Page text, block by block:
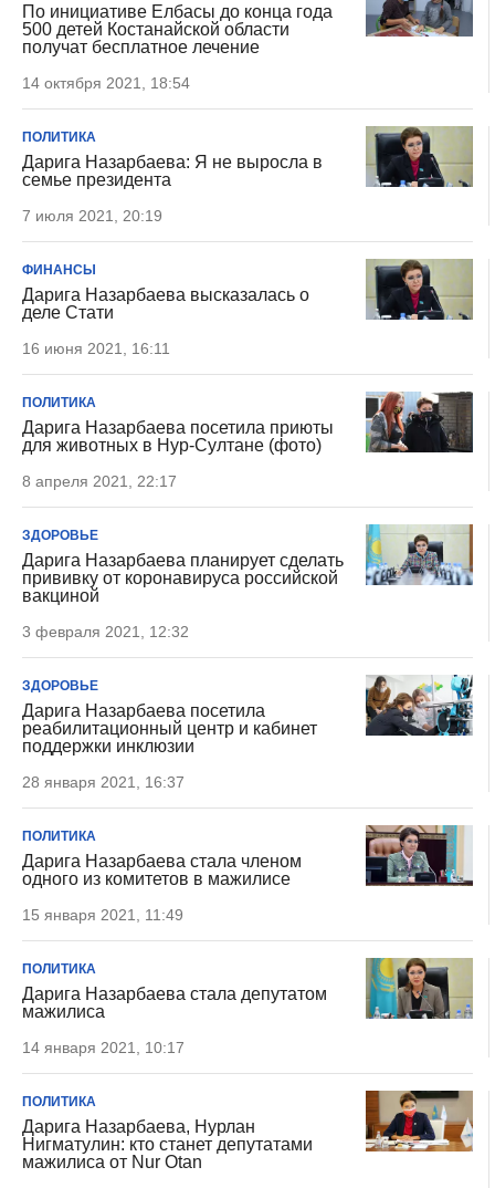
По инициативе Елбасы до конца года
500 детей Костанайской области
получат бесплатное лечение
14 октября 2021, 18:54
ПОЛИТИКА
Дарига Назарбаева: Я не выросла в
семье президента
7 июля 2021, 20:19
ФИНАНСЫ
Дарига Назарбаева высказалась о
деле Стати
16 июня 2021, 16:11
ПОЛИТИКА
Дарига Назарбаева посетила приюты
для животных в Нур-Султане (фото)
8 апреля 2021, 22:17
ЗДОРОВЬЕ
Дарига Назарбаева планирует сделать
прививку от коронавируса российской
вакциной
3 февраля 2021, 12:32
ЗДОРОВЬЕ
Дарига Назарбаева посетила
реабилитационный центр и кабинет
поддержки инклюзии
28 января 2021, 16:37
ПОЛИТИКА
Дарига Назарбаева стала членом
одного из комитетов в мажилисе
15 января 2021, 11:49
ПОЛИТИКА
Дарига Назарбаева стала депутатом
мажилиса
14 января 2021, 10:17
ПОЛИТИКА
Дарига Назарбаева, Нурлан
Нигматулин: кто станет депутатами
мажилиса от Nur Otan